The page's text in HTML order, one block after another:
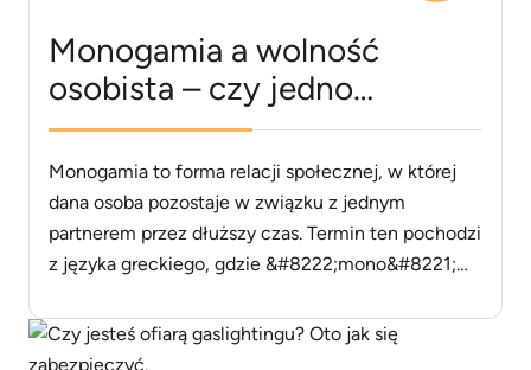
Monogamia a wolność
osobista – czy jedno
wyklucza drugie?
Monogamia to forma relacji społecznej, w której
dana osoba pozostaje w związku z jednym
partnerem przez dłuższy czas. Termin ten pochodzi
z języka greckiego, gdzie &#8222;mono&#8221;
&#8222;gamos&#8221;
&#8222;małżeństwo&#8221;. W kulturze